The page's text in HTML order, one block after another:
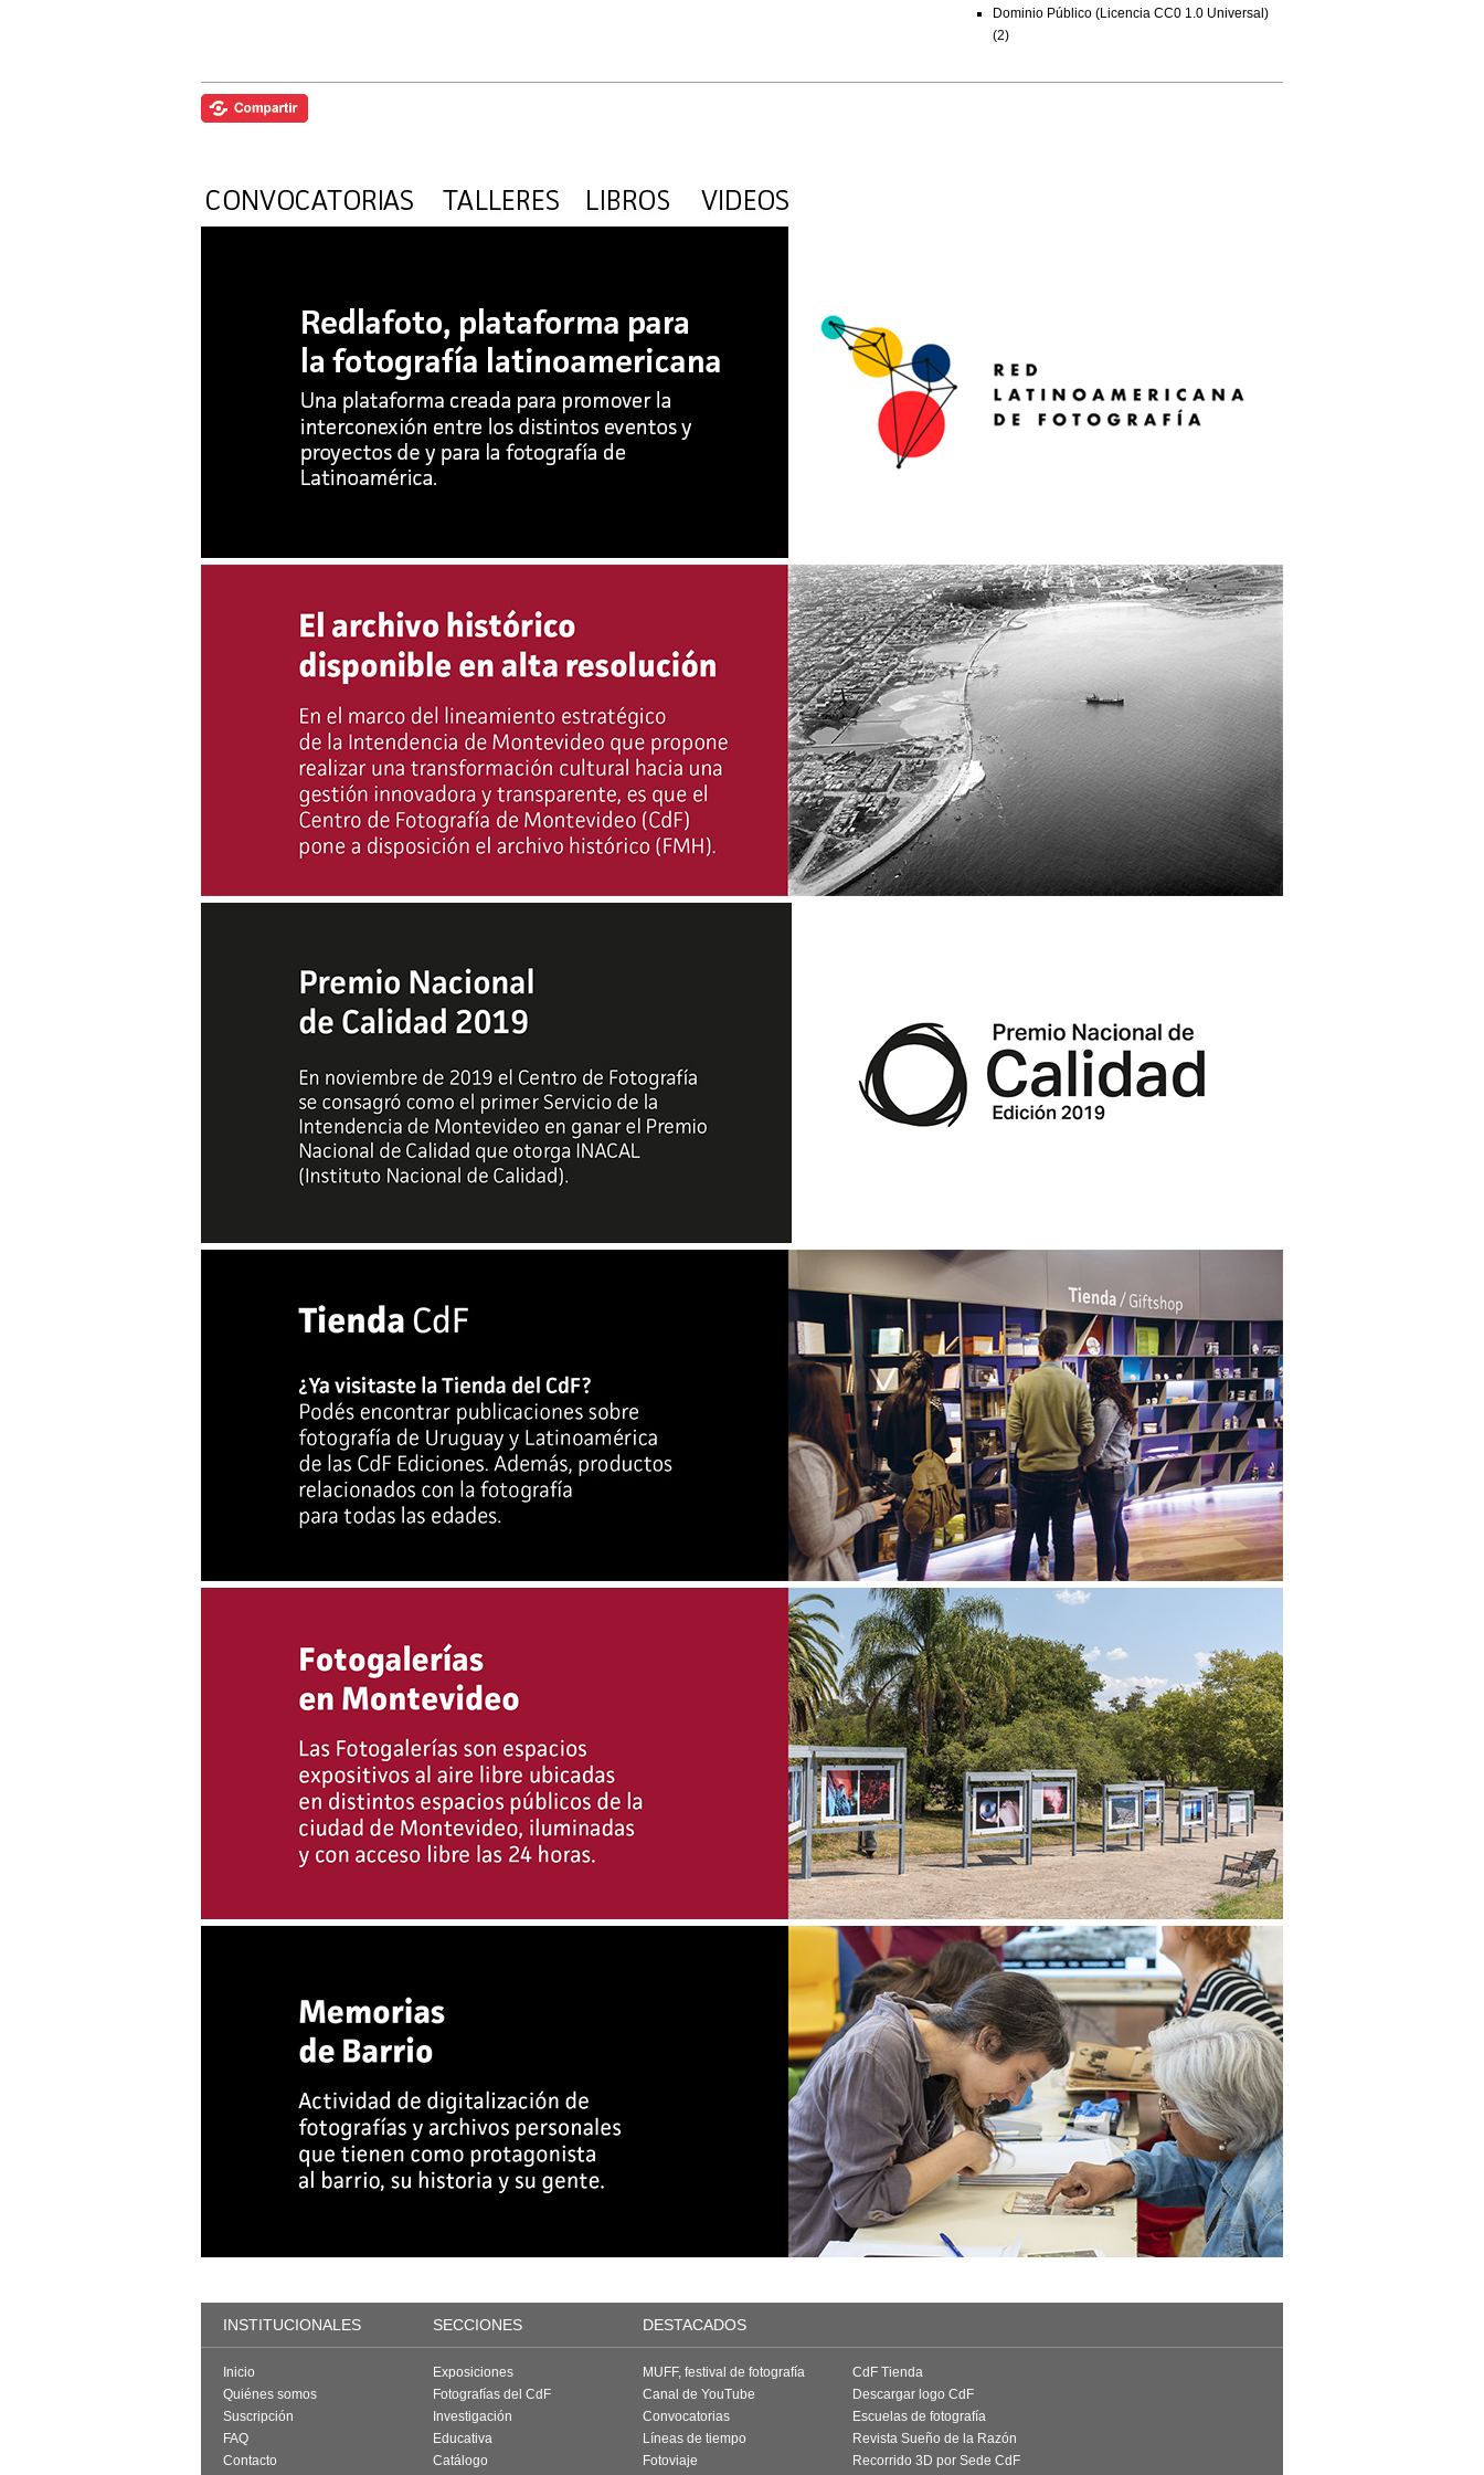
Dominio Público (Licencia CC0 1.0 Universal)
(2)
INSTITUCIONALES SECCIONES DESTACADOS
Inicio
Quiénes somos
Suscripción
FAQ
Contacto
Exposiciones
Fotografías del CdF
Investigación
Educativa
Catálogo
MUFF, festival de fotografía
Canal de YouTube
Convocatorias
Líneas de tiempo
Fotoviaje
CdF Tienda
Descargar logo CdF
Escuelas de fotografía
Revista Sueño de la Razón
Recorrido 3D por Sede CdF